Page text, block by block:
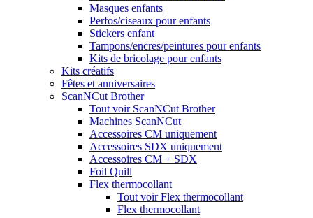
Masques enfants
Perfos/ciseaux pour enfants
Stickers enfant
Tampons/encres/peintures pour enfants
Kits de bricolage pour enfants
Kits créatifs
Fêtes et anniversaires
ScanNCut Brother
Tout voir ScanNCut Brother
Machines ScanNCut
Accessoires CM uniquement
Accessoires SDX uniquement
Accessoires CM + SDX
Foil Quill
Flex thermocollant
Tout voir Flex thermocollant
Flex thermocollant